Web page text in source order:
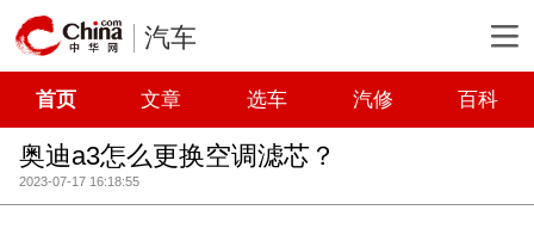
汽车
首页 文章 选车 汽修 百科
奥迪a3怎么更换空调滤芯？
2023-07-17 16:18:55